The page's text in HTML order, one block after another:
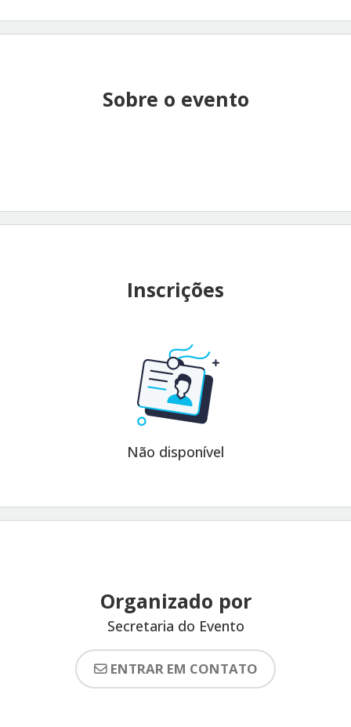
Sobre o evento
Inscrições
Não disponível
Organizado por
Secretaria do Evento
ENTRAR EM CONTATO